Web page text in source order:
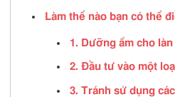
Làm thế nào bạn có thể
1. Dưỡng ẩm cho
2. Đầu tư vào một
3. Tránh sử dụng